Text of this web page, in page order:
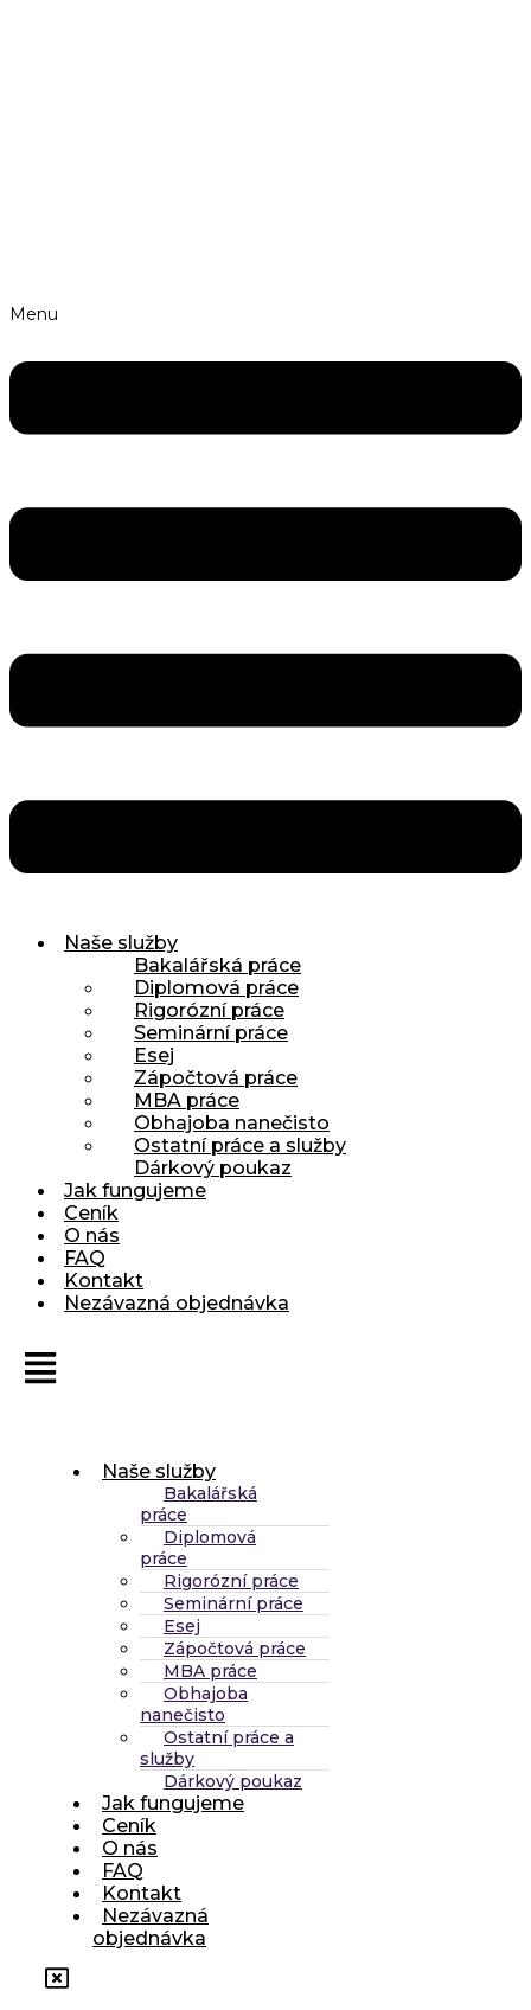
Menu
Naše služby
Bakalářská práce
Diplomová práce
Rigorózní práce
Seminární práce
Esej
Zápočtová práce
MBA práce
Obhajoba nanečisto
Ostatní práce a služby
Dárkový poukaz
Jak fungujeme
Ceník
O nás
FAQ
Kontakt
Nezávazná objednávka
Naše služby
Bakalářská
práce
Diplomová
práce
Rigorózní práce
Seminární práce
Esej
Zápočtová práce
MBA práce
Obhajoba
nanečisto
Ostatní práce a
služby
Dárkový poukaz
Jak fungujeme
Ceník
O nás
FAQ
Kontakt
Nezávazná
objednávka